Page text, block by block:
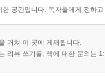
공간입니다. 독자들에게 전하
거쳐 이 곳에 게재됩니다.
리뷰 쓰기를, 책에 대한 문의는